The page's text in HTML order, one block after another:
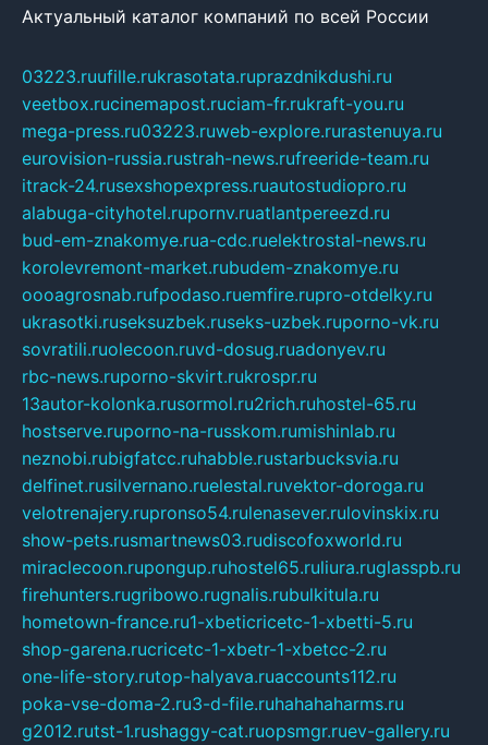
Актуальный каталог компаний по всей России
03223.ruufille.rukrasotata.ruprazdnikdushi.ru
veetbox.rucinemapost.ruciam-fr.rukraft-you.ru
mega-press.ru03223.ruweb-explore.rurastenuya.ru
eurovision-russia.rustrah-news.rufreeride-team.ru
itrack-24.rusexshopexpress.ruautostudiopro.ru
alabuga-cityhotel.rupornv.ruatlantpereezd.ru
bud-em-znakomye.rua-cdc.ruelektrostal-news.ru
korolevremont-market.rubudem-znakomye.ru
oooagrosnab.rufpodaso.ruemfire.rupro-otdelky.ru
ukrasotki.ruseksuzbek.ruseks-uzbek.ruporno-vk.ru
sovratili.ruolecoon.ruvd-dosug.ruadonyev.ru
rbc-news.ruporno-skvirt.rukrospr.ru
13autor-kolonka.rusormol.ru2rich.ruhostel-65.ru
hostserve.ruporno-na-russkom.rumishinlab.ru
neznobi.rubigfatcc.ruhabble.rustarbucksvia.ru
delfinet.rusilvernano.ruelestal.ruvektor-doroga.ru
velotrenajery.rupronso54.rulenasever.rulovinskix.ru
show-pets.rusmartnews03.rudiscofoxworld.ru
miraclecoon.rupongup.ruhostel65.ruliura.ruglasspb.ru
firehunters.rugribowo.rugnalis.rubulkitula.ru
hometown-france.ru1-xbeticricetc-1-xbetti-5.ru
shop-garena.rucricetc-1-xbetr-1-xbetcc-2.ru
one-life-story.rutop-halyava.ruaccounts112.ru
poka-vse-doma-2.ru3-d-file.ruhahahaharms.ru
g2012.rutst-1.rushaggy-cat.ruopsmgr.ruev-gallery.ru